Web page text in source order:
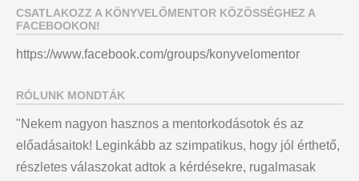
CSATLAKOZZ A KÖNYVELŐMENTOR KÖZÖSSÉGHEZ A
FACEBOOKON!
https://www.facebook.com/groups/konyvelomentor
RÓLUNK MONDTÁK
"Nekem nagyon hasznos a mentorkodásotok és az
előadásaitok! Leginkább az szimpatikus, hogy jól érthető,
részletes válaszokat adtok a kérdésekre, rugalmasak